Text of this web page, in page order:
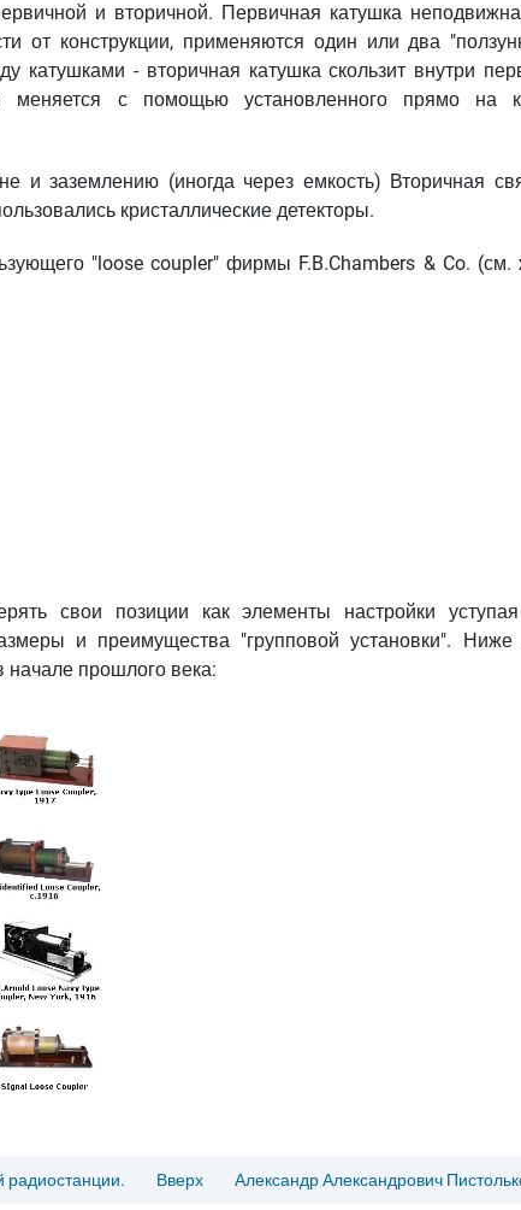
и вторичной. Первичная катушка
от конструкции, применяются один или два
катушками - вторичная катушка скользит внутри
меняется с помощью установленного прямо на
и заземлению (иногда через емкость) Вторичная
кристаллические детекторы.
"loose coupler" фирмы F.B.Chambers & Co. (см.
свои позиции как элементы настройки
и преимущества "групповой установки".
начале прошлого века:
радиостанции. Вверх Александр Александрович